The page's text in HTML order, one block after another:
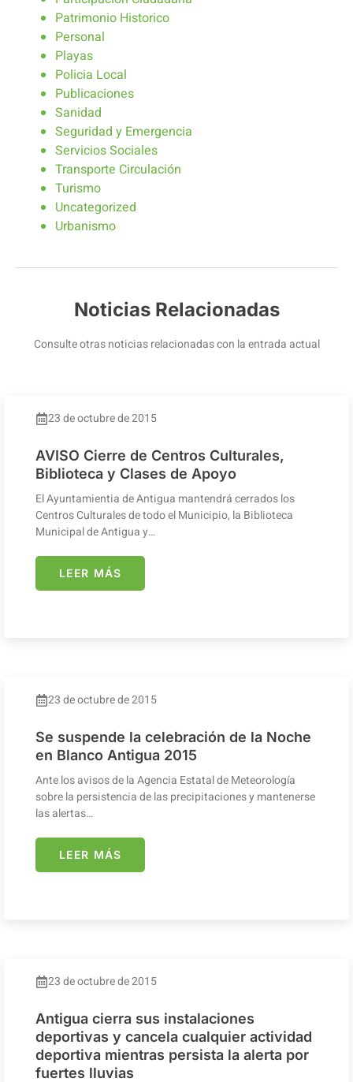
Patrimonio Historico
Personal
Playas
Policia Local
Publicaciones
Sanidad
Seguridad y Emergencia
Servicios Sociales
Transporte Circulación
Turismo
Uncategorized
Urbanismo
Noticias Relacionadas
Consulte otras noticias relacionadas con la entrada actual
23 de octubre de 2015
AVISO Cierre de Centros Culturales,
Biblioteca y Clases de Apoyo
El Ayuntamientia de Antigua mantendrá cerrados los
Centros Culturales de todo el Municipio, la Biblioteca
Municipal de Antigua y…
LEER MÁS
23 de octubre de 2015
Se suspende la celebración de la Noche
en Blanco Antigua 2015
Ante los avisos de la Agencia Estatal de Meteorología
sobre la persistencia de las precipitaciones y mantenerse
las alertas…
LEER MÁS
23 de octubre de 2015
Antigua cierra sus instalaciones
deportivas y cancela cualquier actividad
deportiva mientras persista la alerta por
fuertes lluvias